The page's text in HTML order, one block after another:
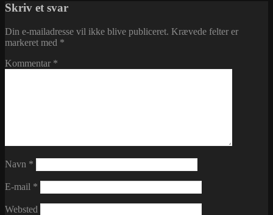
Skriv et svar
Din e-mailadresse vil ikke blive publiceret. Krævede felter er
markeret med *
Kommentar *
Navn *
E-mail *
Websted